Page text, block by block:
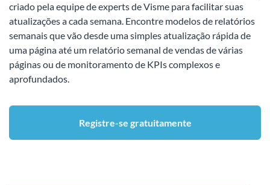
criado pela equipe de experts de Visme para facilitar suas
atualizações a cada semana. Encontre modelos de relatórios
semanais que vão desde uma simples atualização rápida de
uma página até um relatório semanal de vendas de várias
páginas ou de monitoramento de KPIs complexos e
aprofundados.
Registre-se gratuitamente